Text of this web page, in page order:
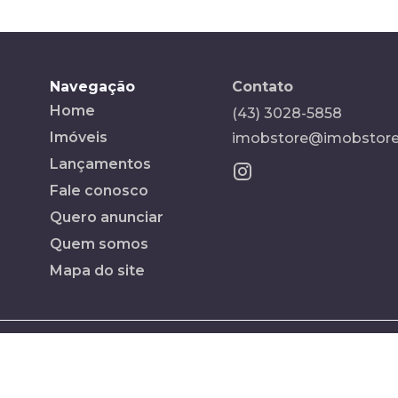
Navegação
Home
Imóveis
Lançamentos
Fale conosco
Quero anunciar
Quem somos
Mapa do site
Contato
(43) 3028-5858